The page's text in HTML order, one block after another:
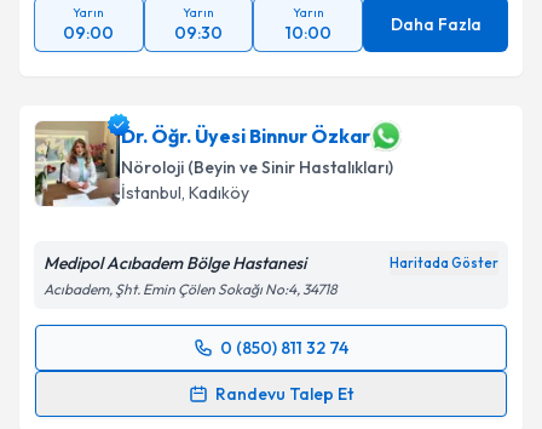
Yarın
09:00
Yarın
09:30
Yarın
10:00 Daha Fazla
Dr. Öğr. Üyesi Binnur Özkar
Nöroloji (Beyin ve Sinir Hastalıkları)
İstanbul, Kadıköy
Medipol Acıbadem Bölge Hastanesi
Acıbadem, Şht. Emin Çölen Sokağı No:4, 34718
0 (850) 811 32 74
Randevu Talep Et
Randevu Takvimi Talebi